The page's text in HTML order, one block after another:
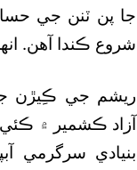
جا پن ٽنن جي
شروع ڪندا آهن. انهن مان هر هڪ کول
ريشم جي ڪِيڙن
آزاد ڪشمير ۾ ڪئي
بنيادي سرگرمي